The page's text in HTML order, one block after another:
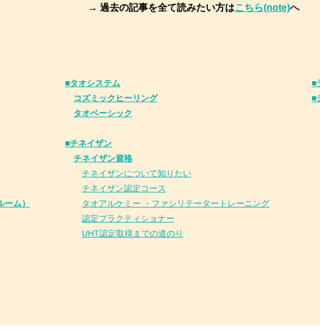
→ 過去の記事を全て読みたい方はこちら(note)へ
ム）
■タオシステム
コズミックヒーリング
タオベーシック
■チネイザン
チネイザン資格
チネイザンについて知りたい
チネイザン認定コース
タオアルケミー ・ファシリテータートレーニング
認定プラクティショナー
UHT認定取得までの道のり
■
■